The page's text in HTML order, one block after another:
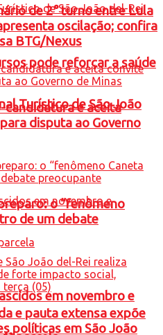
pode reforçar a saúde
Turístico de São João
em novembro e
de 2° turno entre Lula
oscilação; confira
BTG/Nexus
e aceita
disputa ao Governo
o “fenômeno
de um debate
e pauta extensa expõe
políticas em São João